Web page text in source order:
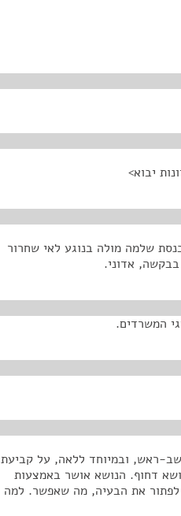
יבוא>
שלמה מולה בנוגע לאי שחרור
בבקשה, אדוני.
המשרדים.
ראש, ובמיוחד ללאה, על קביעת
דחוף. הנושא אושר באמצעות
לפתור את הבעיה, מה שאפשר. למה